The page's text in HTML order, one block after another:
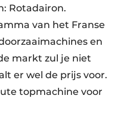
Rotadairon.
van het Franse
en
markt zul je niet
er wel de prijs voor.
topmachine voor